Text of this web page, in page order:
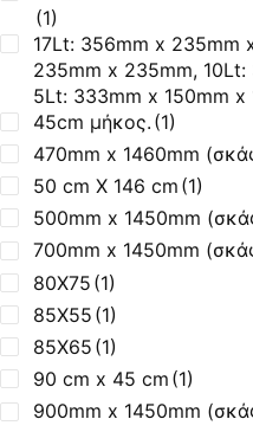
89,74%
89,93% (1)
90 %(1)
90.09%(1)
92.04%
(1)
Κατανάλωση: 2,95 κιλά
80 mm
80mm(9)
(1)
17Lt: 356mm x 235mm
235mm x 235mm,
5Lt: 333mm x 150mm x
45cm μήκος. (1)
470mm x 1460mm
50 cm X 146 cm (1)
500mm x 1450mm
700mm x 1450mm
80Χ75 (1)
85Χ55 (1)
85Χ65 (1)
90 cm x 45 cm (1)
900mm x 1450mm